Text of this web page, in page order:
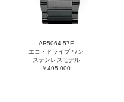
AR5064-57E
エコ・ドライブ ワン
ステンレスモデル
￥495,000